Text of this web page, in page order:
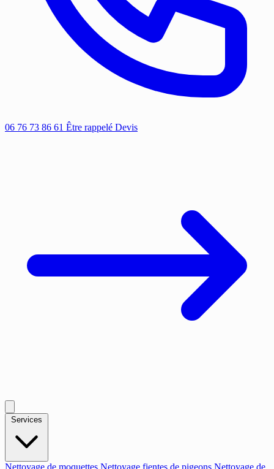
06 76 73 86 61 Être rappelé Devis
Nettoyage de moquettes Nettoyage fientes de pigeons Nettoyage de